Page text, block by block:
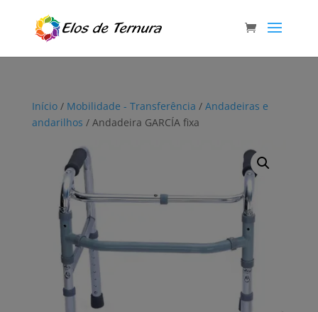
Início/ Mobilidade - Transferência / Andadeiras e
andarilhos / Andadeira GARCÍA fixa